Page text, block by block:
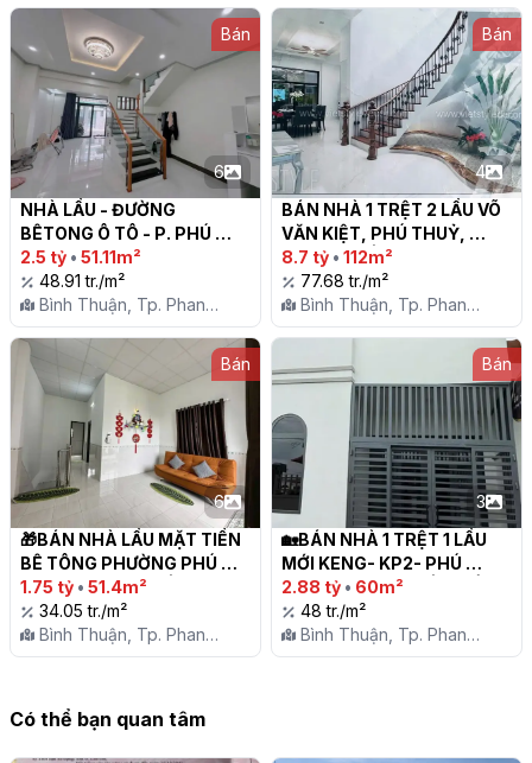
Bán
6
NHÀ LẦU - ĐƯỜNG
BÊTONG Ô TÔ - P. PHÚ
THỦY
2.5 tỷ • 51.11m²
48.91 tr./m²
Bình Thuận, Tp. Phan
Thiết, P. Phú Thủy
Bán
4
BÁN NHÀ 1 TRỆT 2 LẦU VÕ
VĂN KIỆT, PHÚ THUỶ,
PHAN THIẾT
8.7 tỷ • 112m²
77.68 tr./m²
Bình Thuận, Tp. Phan
Thiết, P. Phú Thủy
Bán
6
🎁BÁN NHÀ LẦU MẶT TIỀN
BÊ TÔNG PHƯỜNG PHÚ
THUỶ, PHAN THIẾT
1.75 tỷ • 51.4m²
34.05 tr./m²
Bình Thuận, Tp. Phan
Thiết, P. Phú Thủy
Bán
3
🏡BÁN NHÀ 1 TRỆT 1 LẦU
MỚI KENG- KP2- PHÚ
THỦY- PHAN THIẾT- SỔ
HỒNG RIÊNG
2.88 tỷ • 60m²
48 tr./m²
Bình Thuận, Tp. Phan
Thiết, P. Phú Thủy
Có thể bạn quan tâm